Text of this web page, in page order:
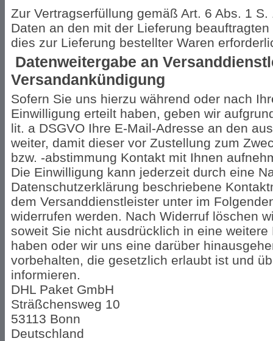
Zur Vertragserfüllung gemäß Art. 6 Abs. 1
Daten an den mit der Lieferung
dies zur Lieferung bestellter Waren
Datenweitergabe an
Versandankündigung
Sofern Sie uns hierzu während oder nach
Einwilligung erteilt haben, geben wir
lit. a DSGVO Ihre E-Mail-Adresse an den
weiter, damit dieser vor Zustellung zum
bzw. -abstimmung Kontakt mit Ihnen
Die Einwilligung kann jederzeit durch eine
Datenschutzerklärung beschriebene
dem Versanddienstleister unter im
widerrufen werden. Nach Widerruf löschen
soweit Sie nicht ausdrücklich in eine
haben oder wir uns eine darüber
vorbehalten, die gesetzlich erlaubt ist und
informieren.
DHL Paket GmbH
Sträßchensweg 10
53113 Bonn
Deutschland